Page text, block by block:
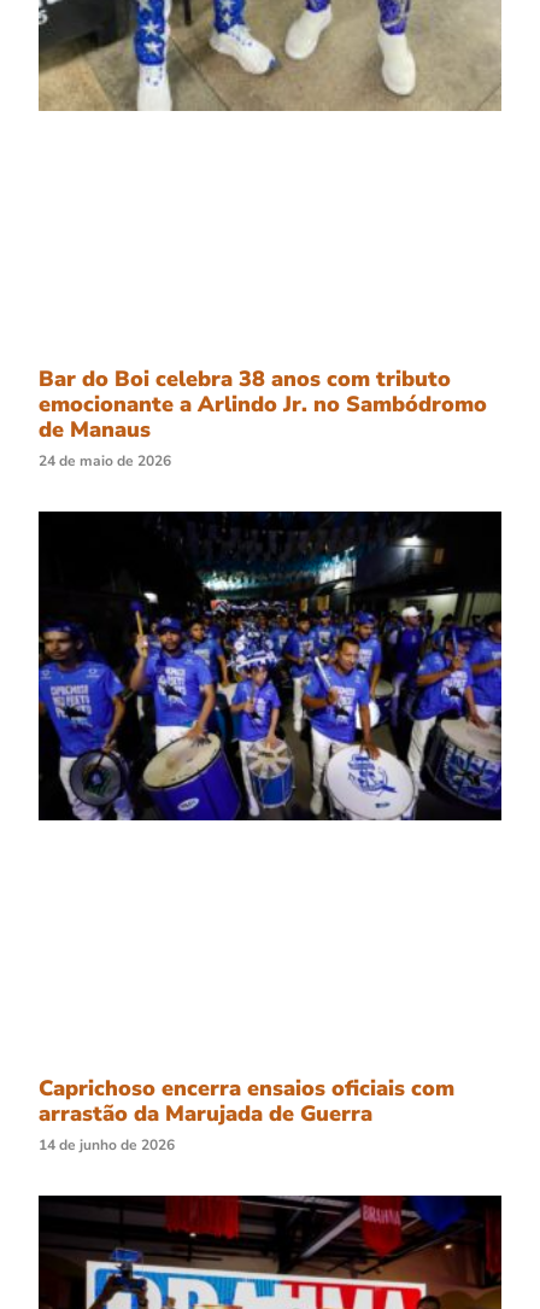
Bar do Boi celebra 38 anos com tributo
emocionante a Arlindo Jr. no Sambódromo
de Manaus
24 de maio de 2026
Caprichoso encerra ensaios oficiais com
arrastão da Marujada de Guerra
14 de junho de 2026